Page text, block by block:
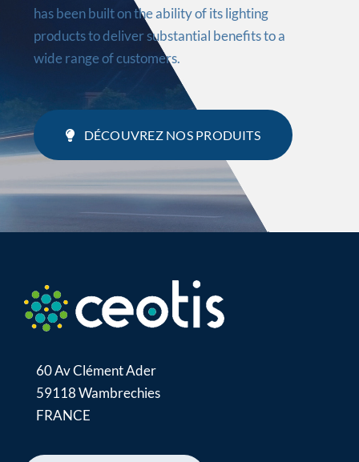
has been built on the ability of its lighting
products to deliver substantial benefits to a
wide range of customers.
DÉCOUVREZ NOS PRODUITS
60 Av Clément Ader
59118 Wambrechies
FRANCE